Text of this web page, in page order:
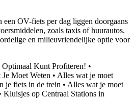
OV-fiets per dag liggen doorgaans
zoals taxis of huurautos.
en milieuvriendelijke optie voor
Kunt Profiteren! •
Moet Weten • Alles wat je moet
je fiets in de trein • Alles wat je moet
Kluisjes op Centraal Stations in